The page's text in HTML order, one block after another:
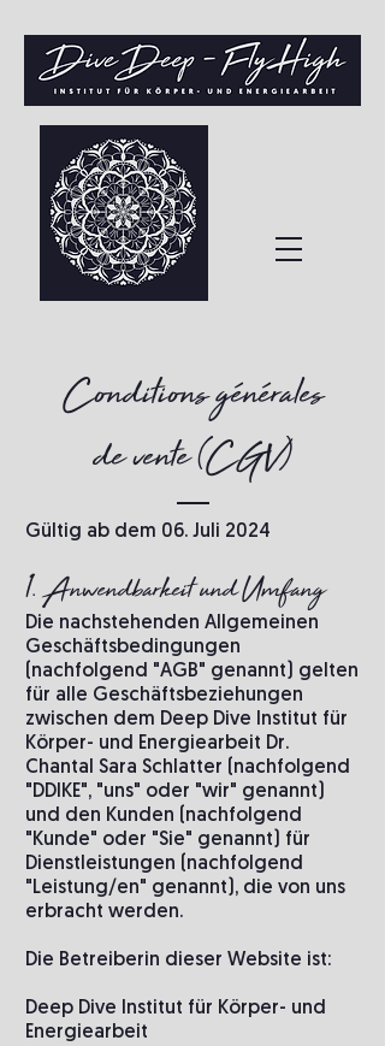
Conditions générales
de vente (CGV)
Gültig ab dem 06. Juli 2024
1. Anwendbarkeit und Umfang
Die nachstehenden Allgemeinen
Geschäftsbedingungen
(nachfolgend "AGB" genannt) gelten
für alle Geschäftsbeziehungen
zwischen dem Deep Dive Institut für
Körper- und Energiearbeit Dr.
Chantal Sara Schlatter (nachfolgend
"DDIKE", "uns" oder "wir" genannt)
und den Kunden (nachfolgend
"Kunde" oder "Sie" genannt) für
Dienstleistungen (nachfolgend
"Leistung/en" genannt), die von uns
erbracht werden.
Die Betreiberin dieser Website ist:
Deep Dive Institut für Körper- und
Energiearbeit